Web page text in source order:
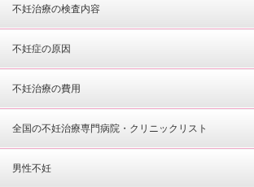
不妊治療の検査内容
不妊症の原因
不妊治療の費用
全国の不妊治療専門病院・クリニックリスト
男性不妊